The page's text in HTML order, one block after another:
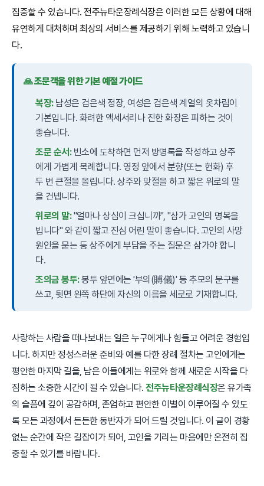
집중할 수 있습니다. 전주뉴타운장례식장은 이러한 모든 상황에 대해
유연하게 대처하며 최상의 서비스를 제공하기 위해 노력하고 있습니
다.
🙏 조문객을 위한 기본 예절 가이드
복장:남성은 검은색 정장, 여성은 검은색 계열의 옷차림이
기본입니다. 화려한 액세서리나 진한 화장은 피하는 것이
좋습니다.
조문 순서:빈소에 도착하면 먼저 방명록을 작성하고 상주
에게 가볍게 목례합니다. 영정 앞에서 분향(또는 헌화) 후
두 번 큰절을 올립니다. 상주와 맞절을 하고 짧은 위로의 말
을 건넵니다.
위로의 말:"얼마나 상심이 크십니까", "삼가 고인의 명복을
빕니다" 와 같이 짧고 진심 어린 말이 좋습니다. 고인의 사망
원인을 묻는 등 상주에게 부담을 주는 질문은 삼가야 합니
다.
조의금 봉투:봉투 앞면에는 '부의(賻儀)' 등 추모의 문구를
쓰고, 뒷면 왼쪽 하단에 자신의 이름을 세로로 기재합니다.
사랑하는 사람을 떠나보내는 일은 누구에게나 힘들고 어려운 경험입
니다. 하지만 정성스러운 준비와 예를 다한 장례 절차는 고인에게는
평안한 마지막 길을, 남은 이들에게는 위로와 함께 새로운 시작을 다
짐하는 소중한 시간이 될 수 있습니다.전주뉴타운장례식장은 유가족
의 슬픔에 깊이 공감하며, 존엄하고 편안한 이별이 이루어질 수 있도
록 모든 과정에서 든든한 동반자가 되어 드릴 것입니다. 이 글이 경황
없는 순간에 작은 길잡이가 되어, 고인을 기리는 마음에만 온전히 집
중할 수 있기를 바랍니다.